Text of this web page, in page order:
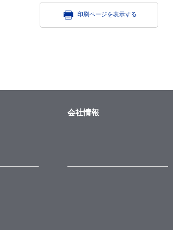
印刷ページを表示する
会社情報